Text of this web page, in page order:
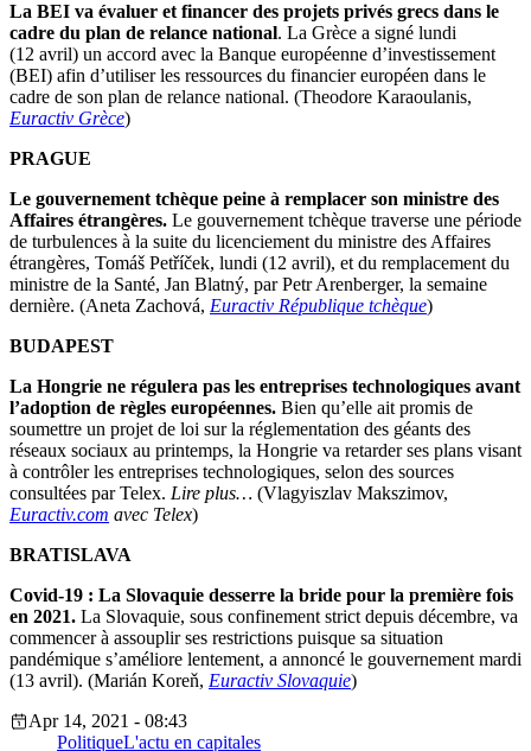
La BEI va évaluer et financer des projets privés grecs dans le
cadre du plan de relance national. La Grèce a signé lundi
(12 avril) un accord avec la Banque européenne d’investissement
(BEI) afin d’utiliser les ressources du financier européen dans le
cadre de son plan de relance national. (Theodore Karaoulanis,
Euractiv Grèce)
PRAGUE
Le gouvernement tchèque peine à remplacer son ministre des
Affaires étrangères. Le gouvernement tchèque traverse une période
de turbulences à la suite du licenciement du ministre des Affaires
étrangères, Tomáš Petříček, lundi (12 avril), et du remplacement du
ministre de la Santé, Jan Blatný, par Petr Arenberger, la semaine
dernière. (Aneta Zachová, Euractiv République tchèque)
BUDAPEST
La Hongrie ne régulera pas les entreprises technologiques avant
l’adoption de règles européennes. Bien qu’elle ait promis de
soumettre un projet de loi sur la réglementation des géants des
réseaux sociaux au printemps, la Hongrie va retarder ses plans visant
à contrôler les entreprises technologiques, selon des sources
consultées par Telex. Lire plus… (Vlagyiszlav Makszimov,
Euractiv.com avec Telex)
BRATISLAVA
Covid-19 : La Slovaquie desserre la bride pour la première fois
en 2021. La Slovaquie, sous confinement strict depuis décembre, va
commencer à assouplir ses restrictions puisque sa situation
pandémique s’améliore lentement, a annoncé le gouvernement mardi
(13 avril). (Marián Koreň, Euractiv Slovaquie)
Apr 14, 2021 - 08:43
PolitiqueL'actu en capitales